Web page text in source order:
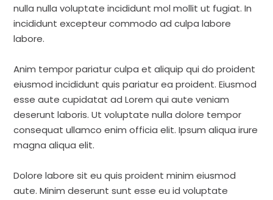
nulla nulla voluptate incididunt mol mollit ut fugiat. In
incididunt excepteur commodo ad culpa labore
labore.
Anim tempor pariatur culpa et aliquip qui do proident
eiusmod incididunt quis pariatur ea proident. Eiusmod
esse aute cupidatat ad Lorem qui aute veniam
deserunt laboris. Ut voluptate nulla dolore tempor
consequat ullamco enim officia elit. Ipsum aliqua irure
magna aliqua elit.
Dolore labore sit eu quis proident minim eiusmod
aute. Minim deserunt sunt esse eu id voluptate